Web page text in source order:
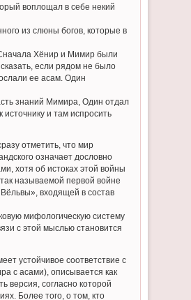
воплощал в себе некий
из слюны богов, которые в
Хёнир и Мимир были
если рядом не было
ее асам. Один
знаний Мимира, Один отдал
и там испросить
отметить, что мир
означает дословно
хотя об истоках этой войны
называемой первой войне
входящей в состав
мифологическую систему
с этой мыслью становится
устойчивое соответствие с
с асами), описывается как
версия, согласно которой
Более того, о том, кто